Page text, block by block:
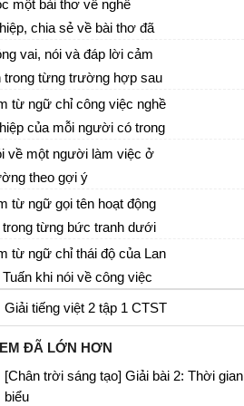
một bài thơ về nghề
chia sẻ về bài thơ đã
vai, nói và đáp lời cảm
trong từng trường hợp sau
từ ngữ chỉ công việc nghề
của mỗi người có trong
bức tranh dưới đây
về một người làm việc ở
theo gợi ý
từ ngữ gọi tên hoạt động
trong từng bức tranh dưới
từ ngữ chỉ thái độ của Lan
khi nói về công việc
bố mẹ mình
Giải tiếng việt 2 tập 1 CTST
EM ĐÃ LỚN HƠN
[Chân trời sáng tạo] Giải bài 2: Thời gian
biểu